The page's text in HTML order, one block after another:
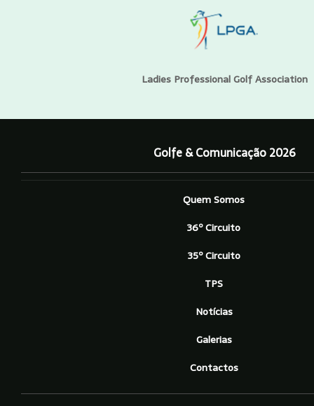
Ladies Professional Golf Association
Golfe & Comunicação 2026
Quem Somos
36º Circuito
35º Circuito
TPS
Notícias
Galerias
Contactos